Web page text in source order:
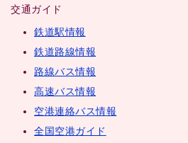
交通ガイド
鉄道駅情報
鉄道路線情報
路線バス情報
高速バス情報
空港連絡バス情報
全国空港ガイド